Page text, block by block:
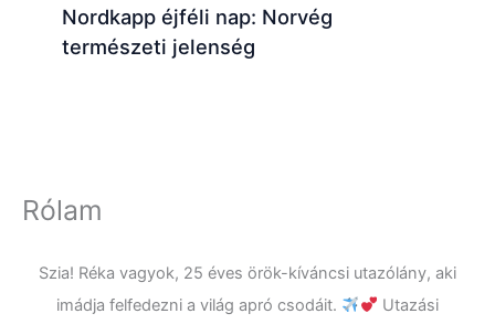
Nordkapp éjféli nap: Norvég
természeti jelenség
Rólam
Szia! Réka vagyok, 25 éves örök-kíváncsi utazólány, aki
imádja felfedezni a világ apró csodáit.
Utazási